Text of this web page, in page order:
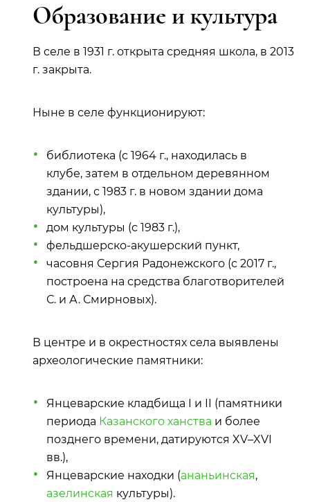
Образование и культура
В селе в 1931 г. открыта средняя школа, в 2013
г. закрыта.
Ныне в селе функционируют:
библиотека (с 1964 г., находилась в
клубе, затем в отдельном деревянном
здании, с 1983 г. в новом здании дома
культуры),
дом культуры (с 1983 г.),
фельдшерско-акушерский пункт,
часовня Сергия Радонежского (с 2017 г.,
построена на средства благотворителей
С. и А. Смирновых).
В центре и в окрестностях села выявлены
археологические памятники:
Янцеварские кладбища I и II (памятники
периода Казанского ханства и более
позднего времени, датируются XV–XVI
вв.),
Янцеварские находки (ананьинская,
азелинская культуры).